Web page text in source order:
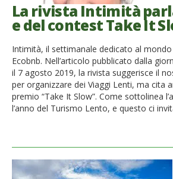
La rivista Intimità
e del contest Take It
Intimità, il settimanale dedicato al
Ecobnb. Nell’articolo pubblicato dalla
il 7 agosto 2019, la rivista suggerisce il
per organizzare dei Viaggi Lenti, ma cita
premio “Take It Slow”. Come sottolinea
l’anno del Turismo Lento, e questo ci